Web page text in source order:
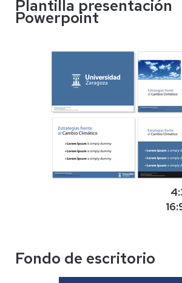
Plantilla presentación
Powerpoint
Fondo de escritorio